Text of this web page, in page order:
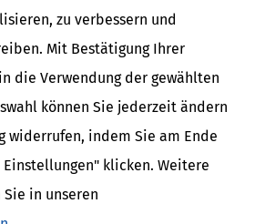
zu verbessern und
Mit Bestätigung Ihrer
die Verwendung der gewählten
können Sie jederzeit ändern
widerrufen, indem Sie am Ende
klicken. Weitere
in unseren
Newsletter
ich gelesen.
ich jederzeit durch
widerrufen.